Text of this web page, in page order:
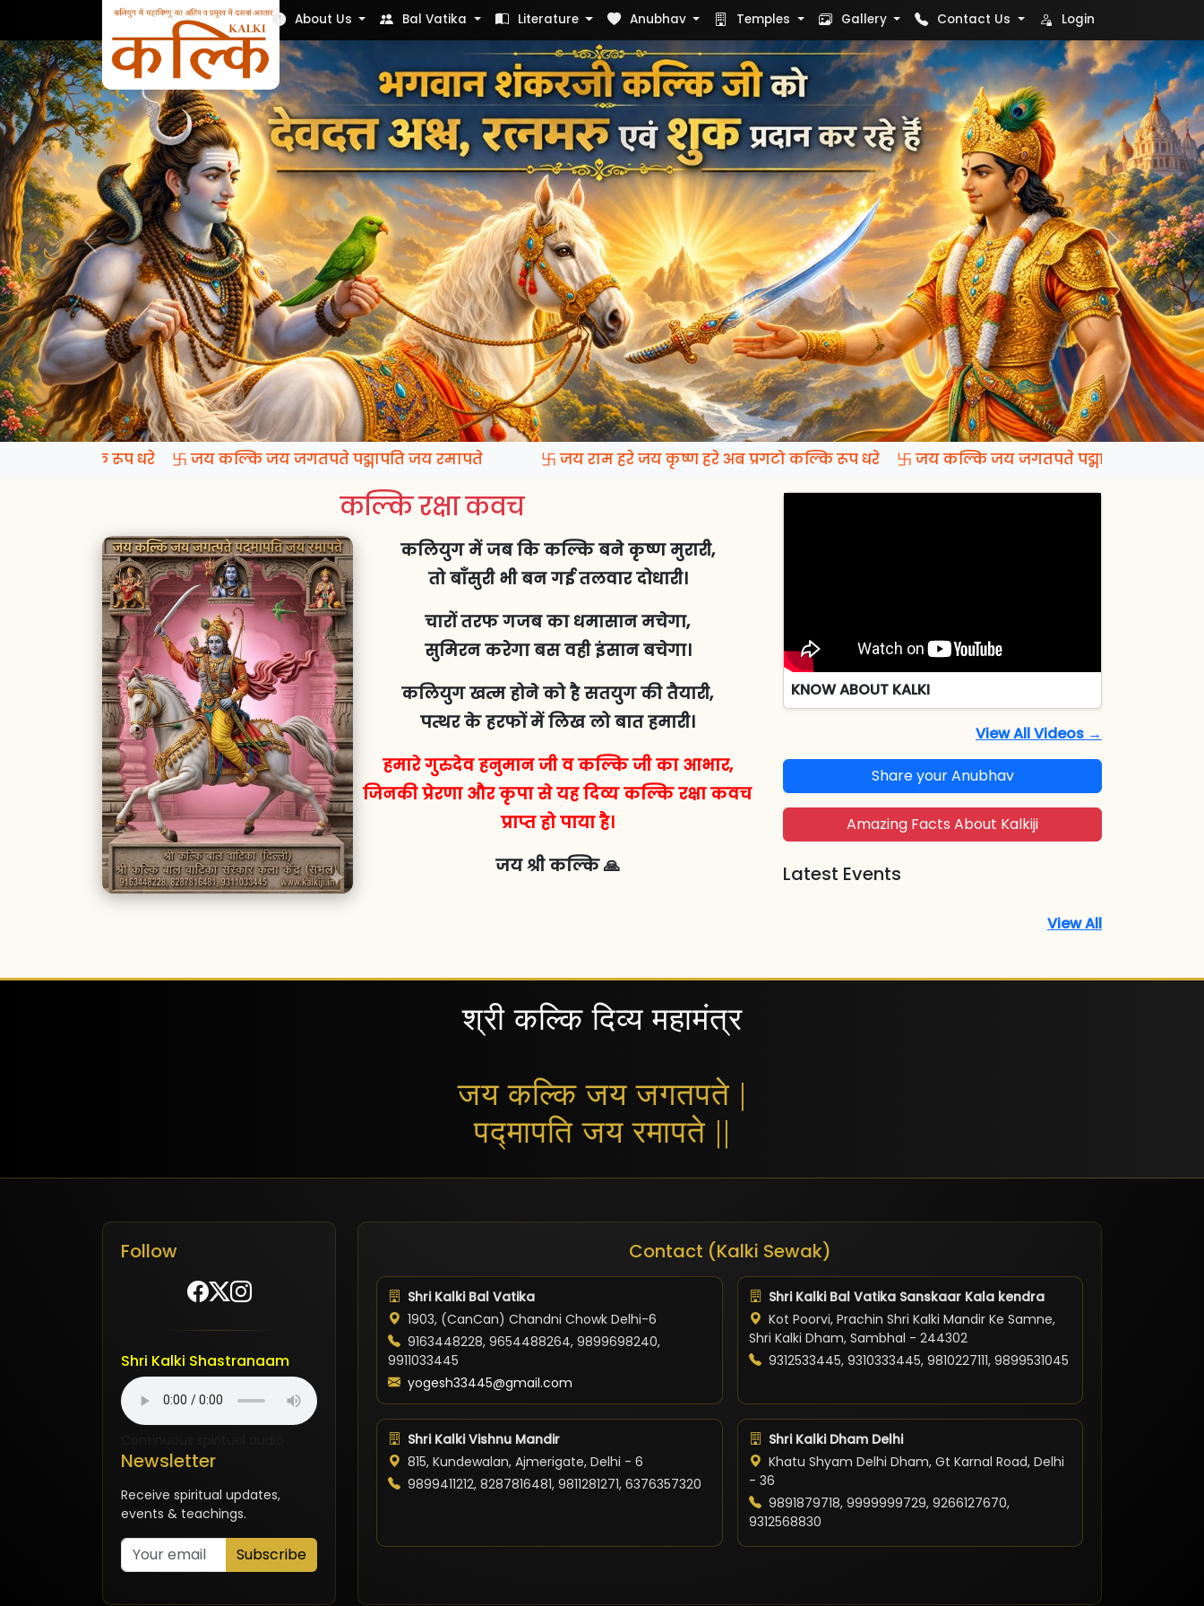
Nek Soch About Us Bal Vatika Literature Anubhav Temples Gallery Contact Us Login
कल्कि रूप धरे 卐 जय कल्कि जय जगतपते पद्मापति जय रमापते 卐 जय राम हरे जय कृष्ण हरे अब प्रगटो कल्कि रूप धरे 卐 जय कल्कि जय जगतपते पद्मापति जय रमापते
कल्कि रक्षा कवच
कलियुग में जब कि कल्कि बने कृष्ण मुरारी,
तो बाँसुरी भी बन गई तलवार दोधारी।
चारों तरफ गजब का धमासान मचेगा,
सुमिरन करेगा बस वही इंसान बचेगा।
कलियुग खत्म होने को है सतयुग की तैयारी,
पत्थर के हरफों में लिख लो बात हमारी।
हमारे गुरुदेव हनुमान जी व कल्कि जी का आभार,
जिनकी प्रेरणा और कृपा से यह दिव्य कल्कि रक्षा कवच
प्राप्त हो पाया है।
जय श्री कल्कि 🙏
KNOW ABOUT KALKI
View All Videos →
Share your Anubhav
Amazing Facts About Kalkiji
Latest Events
View All
श्री कल्कि दिव्य महामंत्र
जय कल्कि जय जगतपते |
पद्मापति जय रमापते ||
Follow
Shri Kalki Shastranaam
Newsletter
Receive spiritual updates,
events & teachings.
Subscribe
Contact (Kalki Sewak)
Shri Kalki Bal Vatika
1903, (CanCan) Chandni Chowk Delhi-6
9163448228, 9654488264, 9899698240,
9911033445
yogesh33445@gmail.com
Shri Kalki Bal Vatika Sanskaar Kala kendra
Kot Poorvi, Prachin Shri Kalki Mandir Ke Samne,
Shri Kalki Dham, Sambhal - 244302
9312533445, 9310333445, 9810227111, 9899531045
Shri Kalki Vishnu Mandir
815, Kundewalan, Ajmerigate, Delhi - 6
9899411212, 8287816481, 9811281271, 6376357320
Shri Kalki Dham Delhi
Khatu Shyam Delhi Dham, Gt Karnal Road, Delhi
- 36
9891879718, 9999999729, 9266127670,
9312568830